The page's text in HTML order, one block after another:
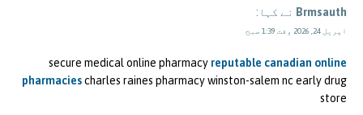
Brmsauth نے کہا:
اپریل 24, 2026 وقت 1:39 صبح
secure medical online pharmacy reputable canadian online
pharmaciescharles raines pharmacy winston-salem nc early drug
store